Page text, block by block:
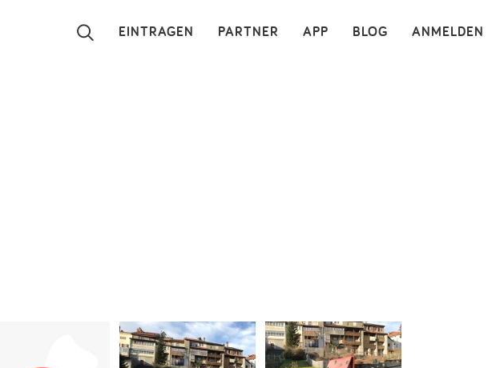
ANMELDEN
BLOG
APP
PARTNER
EINTRAGEN ×